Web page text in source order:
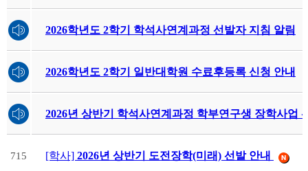
2026학년도 2학기 학석사연계과정 선발자 지침 알림
2026학년도 2학기 일반대학원 수료후등록 신청 안내
2026년 상반기 학석사연계과정 학부연구생 장학사업
715 [학사] 2026년 상반기 도전장학(미래) 선발 안내